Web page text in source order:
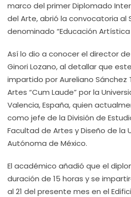
marco del primer Diplomado
del Arte, abrió la convocatoria al
denominado “Educación
Así lo dio a conocer el director
Ginori Lozano, al detallar que
impartido por Aureliano
Artes “Cum Laude” por la
Valencia, España, quien
como jefe de la División de
Facultad de Artes y Diseño de la
Autónoma de México.
El académico añadió que el
duración de 15 horas y se
al 21 del presente mes en el